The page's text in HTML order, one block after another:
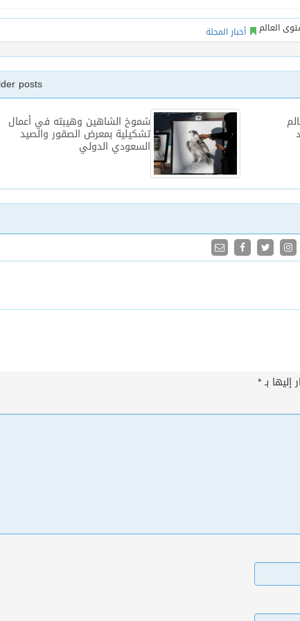
أخبار المجلة
posts
شموخ الشاهين وهيبته في أعمال
تشكيلية بمعرض الصقور والصيد
السعودي الدولي
إليها بـ*